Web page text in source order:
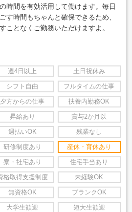
時間を有効活用して働けます。毎日
す時間もちゃんと確保できるため、
ことなくご勤務いただけますよ。
週4日以上 土日祝休み
シフト自由 フルタイムの仕事
夕方からの仕事 扶養内勤務OK
昇給あり 賞与2か月以
週払いOK 残業なし
研修制度あり 産休・育休あり
寮・社宅あり 住宅手当あり
格取得支援制度 未経験OK
無資格OK ブランクOK
大学生歓迎 短大生歓迎